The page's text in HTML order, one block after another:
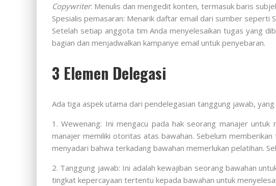
Copywriter: Menulis dan mengedit konten, termasuk baris
Spesialis pemasaran: Menarik daftar email dari sumber seperti
Setelah setiap anggota tim Anda menyelesaikan tugas yang
bagian dan menjadwalkan kampanye email untuk penyebaran.
3 Elemen Delegasi
Ada tiga aspek utama dari pendelegasian tanggung jawab,
1. Wewenang: Ini mengacu pada hak seorang manajer
manajer memiliki otoritas atas bawahan. Sebelum
menyadari bahwa terkadang bawahan memerlukan pelatihan.
2. Tanggung jawab: Ini adalah kewajiban seorang bawahan
tingkat kepercayaan tertentu kepada bawahan untuk